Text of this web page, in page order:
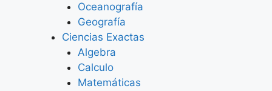
Oceanografía
Geografía
Ciencias Exactas
Algebra
Calculo
Matemáticas